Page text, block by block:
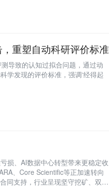
重塑自动科研评价标准
导致的认知过拟合问题，通过动
学发现的评价标准，强调‘经得起
损、AI数据中心转型带来更稳定收
、Core Scientific等正加速转向
同支持，行业呈现坚守挖矿、双轨